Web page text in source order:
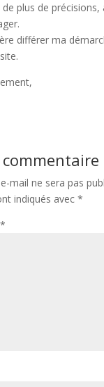
plus de précisions,
différer ma
mail ne sera pas
indiqués avec *
*